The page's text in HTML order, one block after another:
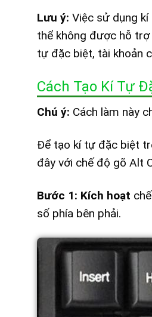
Lưu ý: Việc sử dụng
thể không được hỗ trợ
tự đặc biệt, tài khoản
Cách Tạo Kí Tự
Chú ý: Cách làm này
Để tạo kí tự đặc biệt
đây với chế độ gõ Alt
Bước 1: Kích hoạt
số phía bên phải.